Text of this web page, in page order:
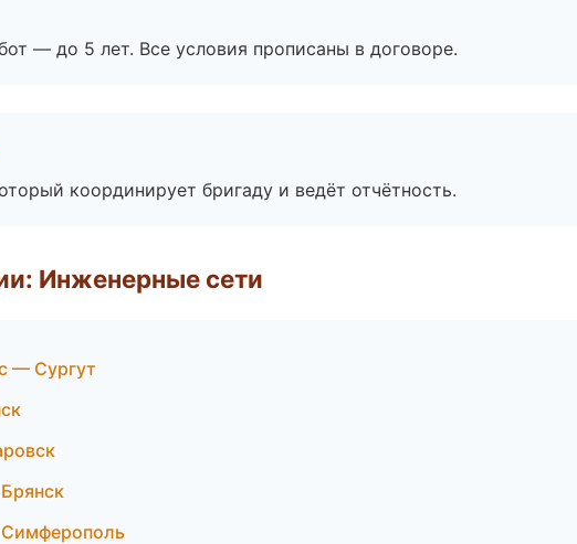
— до 5 лет. Все условия прописаны в договоре.
координирует бригаду и ведёт отчётность.
Инженерные сети
— Сургут